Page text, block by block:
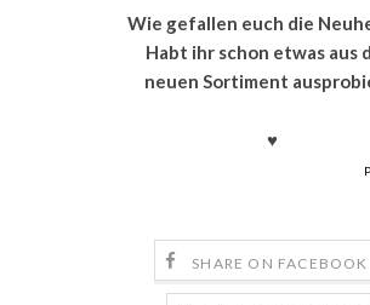
Wie gefallen euch die
Habt ihr schon etwas aus
neuen Sortiment
♥
SHARE ON FACEBOOK